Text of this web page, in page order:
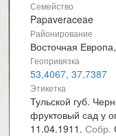
Семейство
Papaveraceae
Районирование
Восточная
Геопривязка
53,4067, 37,7387
Этикетка
Тульской губ.
фруктовый сад у
11.04.1911. Собр.